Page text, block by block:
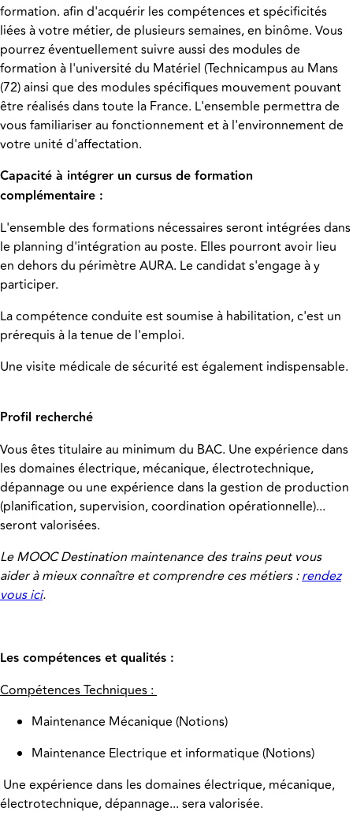
formation. afin d'acquérir les compétences et spécificités
liées à votre métier, de plusieurs semaines, en binôme. Vous
pourrez éventuellement suivre aussi des modules de
formation à l'université du Matériel (Technicampus au Mans
(72) ainsi que des modules spécifiques mouvement pouvant
être réalisés dans toute la France. L'ensemble permettra de
vous familiariser au fonctionnement et à l'environnement de
votre unité d'affectation.
Capacité à intégrer un cursus de formation
complémentaire :
L'ensemble des formations nécessaires seront intégrées dans
le planning d'intégration au poste. Elles pourront avoir lieu
en dehors du périmètre AURA. Le candidat s'engage à y
participer.
La compétence conduite est soumise à habilitation, c'est un
prérequis à la tenue de l'emploi.
Une visite médicale de sécurité est également indispensable.
Profil recherché
Vous êtes titulaire au minimum du BAC. Une expérience dans
les domaines électrique, mécanique, électrotechnique,
dépannage ou une expérience dans la gestion de production
(planification, supervision, coordination opérationnelle)...
seront valorisées.
Le MOOC Destination maintenance des trains peut vous
aider à mieux connaître et comprendre ces métiers :rendez
vous ici.
Les compétences et qualités :
Compétences Techniques :
Maintenance Mécanique (Notions)
Maintenance Electrique et informatique (Notions)
Une expérience dans les domaines électrique, mécanique,
électrotechnique, dépannage... sera valorisée.